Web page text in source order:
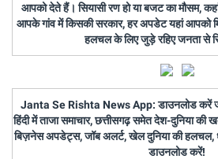
आपको देते हैं। सियासी रण हो या बजट का मौसम,
आपके गांव में किसकी सरकार, हर अपडेट यहां आपको
हलचल के लिए जुड़े रहिए जनता से
Janta Se Rishta News App: डाउनलोड करें
हिंदी में ताजा समाचार, छत्तीसगढ़ समेत देश-दुनिया
बिज़नेस अपडेट्स, जॉब अलर्ट, खेल दुनिया की हलचल,
डाउनलोड करें!